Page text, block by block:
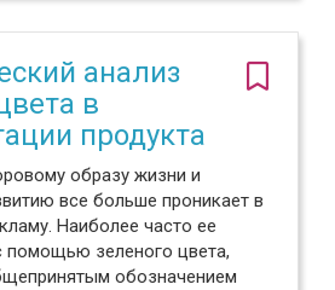
анализ
в
продукта
образу жизни и
все больше проникает в
Наиболее часто ее
помощью зеленого цвета,
обозначением